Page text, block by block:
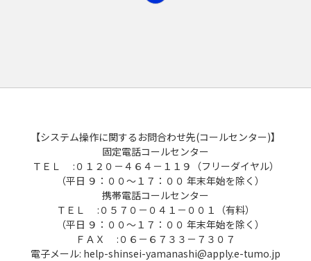
り る れ
を
【システム操作に関するお問合わせ先(コールセンター)】
固定電話コールセンター
ＴＥＬ :０１２０－４６４－１１９（フリーダイヤル）
（平日 ９：００～１７：００ 年末年始を除く）
携帯電話コールセンター
ＴＥＬ :０５７０－０４１－００１（有料）
（平日 ９：００～１７：００ 年末年始を除く）
ＦＡＸ :０６－６７３３－７３０７
電子メール: help-shinsei-yamanashi@apply.e-tumo.jp